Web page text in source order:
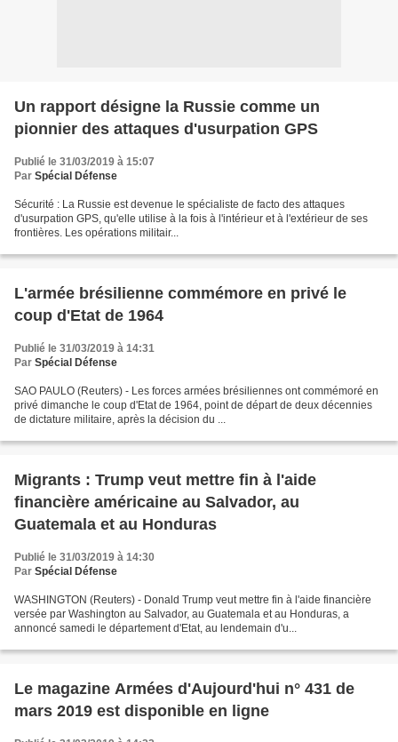
Un rapport désigne la Russie comme un
pionnier des attaques d'usurpation GPS
Publié le 31/03/2019 à 15:07
Par Spécial Défense
Sécurité : La Russie est devenue le spécialiste de facto des attaques
d'usurpation GPS, qu'elle utilise à la fois à l'intérieur et à l'extérieur de ses
frontières. Les opérations militair...
L'armée brésilienne commémore en privé le
coup d'Etat de 1964
Publié le 31/03/2019 à 14:31
Par Spécial Défense
SAO PAULO (Reuters) - Les forces armées brésiliennes ont commémoré en
privé dimanche le coup d'Etat de 1964, point de départ de deux décennies
de dictature militaire, après la décision du ...
Migrants : Trump veut mettre fin à l'aide
financière américaine au Salvador, au
Guatemala et au Honduras
Publié le 31/03/2019 à 14:30
Par Spécial Défense
WASHINGTON (Reuters) - Donald Trump veut mettre fin à l'aide financière
versée par Washington au Salvador, au Guatemala et au Honduras, a
annoncé samedi le département d'Etat, au lendemain d'u...
Le magazine Armées d'Aujourd'hui n° 431 de
mars 2019 est disponible en ligne